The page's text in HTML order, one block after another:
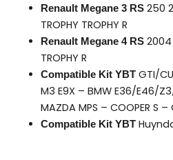
Renault Megane 3 RS250
TROPHY TROPHY R
Renault Megane 4 RS2004
TROPHY R
Compatible Kit YBTGTI/
M3 E9X – BMW E36/E46/
MAZDA MPS – COOPER S
Compatible Kit YBT